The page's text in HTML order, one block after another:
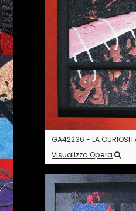
GA42236 - LA
Visualizza Opera